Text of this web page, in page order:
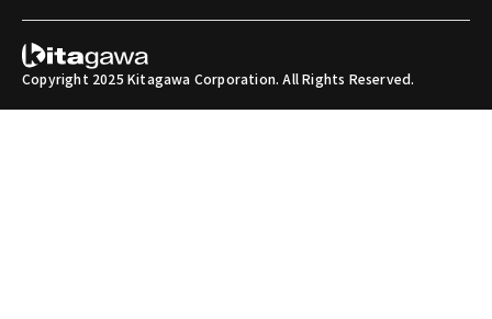
Copyright 2025 Kitagawa Corporation. All Rights Reserved.